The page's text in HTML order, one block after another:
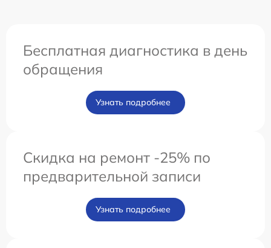
Бесплатная диагностика в день
обращения
Узнать подробнее
Скидка на ремонт -25% по
предварительной записи
Узнать подробнее